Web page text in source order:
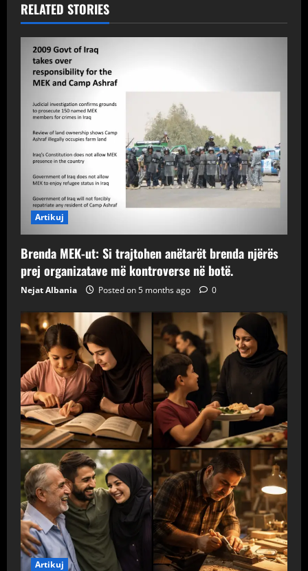
RELATED STORIES
Artikuj
Brenda MEK-ut: Si trajtohen anëtarët brenda njërës
prej organizatave më kontroverse në botë.
Nejat Albania Posted on 5 months ago 0
Artikuj